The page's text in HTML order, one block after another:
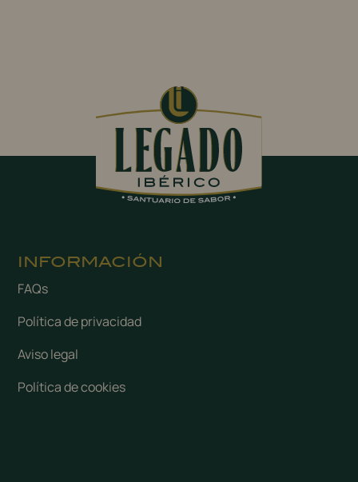
INFORMACIÓN
FAQs
Política de privacidad
Aviso legal
Política de cookies